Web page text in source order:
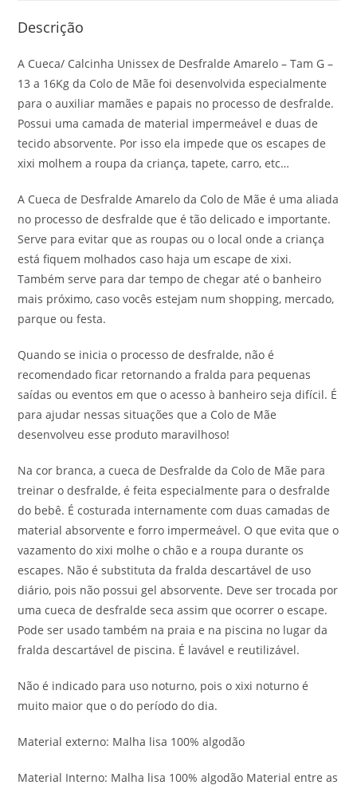
Descrição
A Cueca/ Calcinha Unissex de Desfralde Amarelo – Tam G –
13 a 16Kg da Colo de Mãe foi desenvolvida especialmente
para o auxiliar mamães e papais no processo de desfralde.
Possui uma camada de material impermeável e duas de
tecido absorvente. Por isso ela impede que os escapes de
xixi molhem a roupa da criança, tapete, carro, etc…
A Cueca de Desfralde Amarelo da Colo de Mãe é uma aliada
no processo de desfralde que é tão delicado e importante.
Serve para evitar que as roupas ou o local onde a criança
está fiquem molhados caso haja um escape de xixi.
Também serve para dar tempo de chegar até o banheiro
mais próximo, caso vocês estejam num shopping, mercado,
parque ou festa.
Quando se inicia o processo de desfralde, não é
recomendado ficar retornando a fralda para pequenas
saídas ou eventos em que o acesso à banheiro seja difícil. É
para ajudar nessas situações que a Colo de Mãe
desenvolveu esse produto maravilhoso!
Na cor branca, a cueca de Desfralde da Colo de Mãe para
treinar o desfralde, é feita especialmente para o desfralde
do bebê. É costurada internamente com duas camadas de
material absorvente e forro impermeável. O que evita que o
vazamento do xixi molhe o chão e a roupa durante os
escapes. Não é substituta da fralda descartável de uso
diário, pois não possui gel absorvente. Deve ser trocada por
uma cueca de desfralde seca assim que ocorrer o escape.
Pode ser usado também na praia e na piscina no lugar da
fralda descartável de piscina. É lavável e reutilizável.
Não é indicado para uso noturno, pois o xixi noturno é
muito maior que o do período do dia.
Material externo: Malha lisa 100% algodão
Material Interno: Malha lisa 100% algodão Material entre as